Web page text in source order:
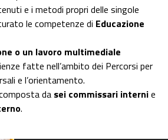
e i metodi propri delle singole
le competenze di Educazione
o un lavoro multimediale
fatte nell’ambito dei Percorsi per
e l’orientamento.
da sei commissari internie
.